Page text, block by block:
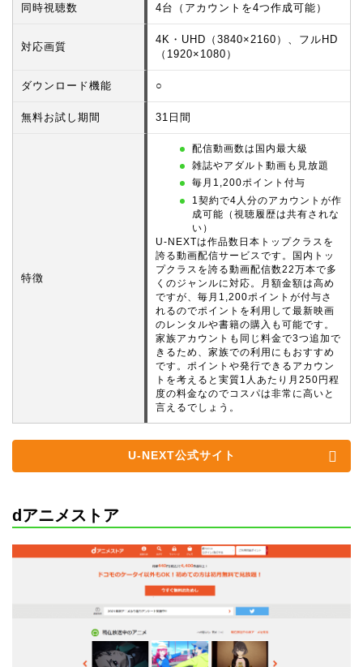
同時視聴数 4台（アカウントを4つ作成可能）
対応画質
4K・UHD（3840×2160）、フルHD
（1920×1080）
ダウンロード機能 ○
無料お試し期間 31日間
特徴
配信動画数は国内最大級
雑誌やアダルト動画も見放題
毎月1,200ポイント付与
1契約で4人分のアカウントが作
成可能（視聴履歴は共有されな
い）
U-NEXTは作品数日本トップクラスを
誇る動画配信サービスです。国内トッ
プクラスを誇る動画配信数22万本で多
くのジャンルに対応。月額金額は高め
ですが、毎月1,200ポイントが付与さ
れるのでポイントを利用して最新映画
のレンタルや書籍の購入も可能です。
家族アカウントも同じ料金で3つ追加で
きるため、家族での利用にもおすすめ
です。ポイントや発行できるアカウン
トを考えると実質1人あたり月250円程
度の料金なのでコスパは非常に高いと
言えるでしょう。
U-NEXT公式サイト
dアニメストア